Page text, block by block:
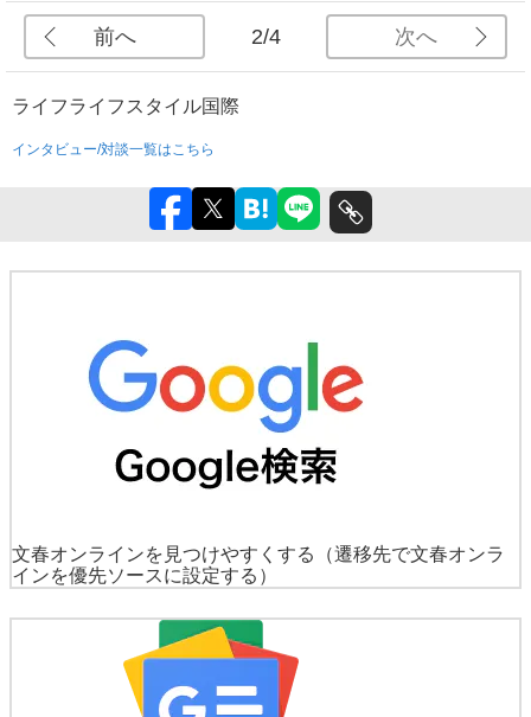
前へ 2/4 次へ
ライフライフスタイル国際
インタビュー/対談一覧はこちら
文春オンラインを見つけやすくする
（遷移先で文春オンラ
インを優先ソースに設定する）